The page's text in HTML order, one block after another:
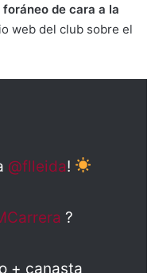
de cara a la
web del club sobre el
@flleida!
?
+ canasta